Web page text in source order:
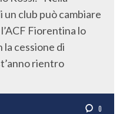
un club può cambiare
Fiorentina lo
la cessione di
rientro
0